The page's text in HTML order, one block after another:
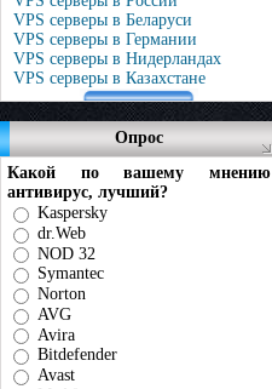
VPS серверы в Беларуси
VPS серверы в Германии
VPS серверы в Нидерландах
VPS серверы в Казахстане
Опрос
Какой по вашему мнению
антивирус, лучший?
Kaspersky
dr.Web
NOD 32
Symantec
Norton
AVG
Avira
Bitdefender
Avast